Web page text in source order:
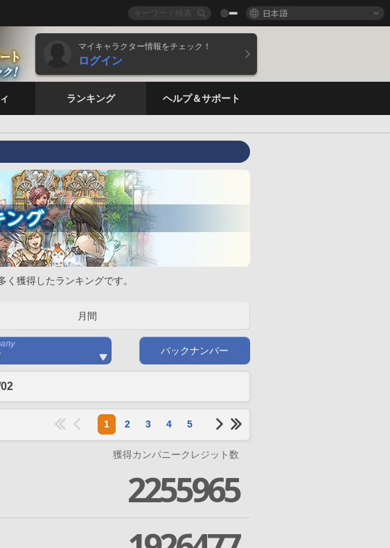
日本語
マイキャラクター情報をチェック！
ログイン
ランキング ヘルプ＆サポート
獲得したランキングです。
月間
バックナンバー
1 2 3 4 5
獲得カンパニークレジット数
2255965